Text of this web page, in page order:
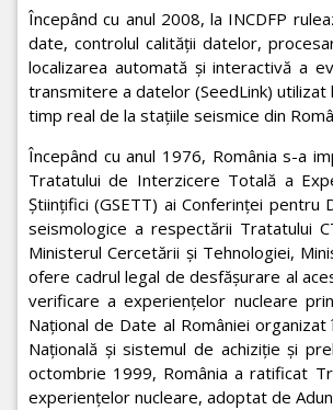
Începând cu anul 2008, la INCDFP
date, controlul calității datelor,
localizarea automată și interactivă a
transmitere a datelor (SeedLink)
timp real de la stațiile seismice din
Începând cu anul 1976, România s-a
Tratatului de Interzicere Totală a
Ştiinţifici (GSETT) ai Conferinţei
seismologice a respectării Tratatului
Ministerul Cercetării şi Tehnologiei,
ofere cadrul legal de desfăşurare al
verificare a experienţelor nucleare
Naţional de Date al României
Națională şi sistemul de achiziţie şi
octombrie 1999, România a ratificat
experiențelor nucleare, adoptat de